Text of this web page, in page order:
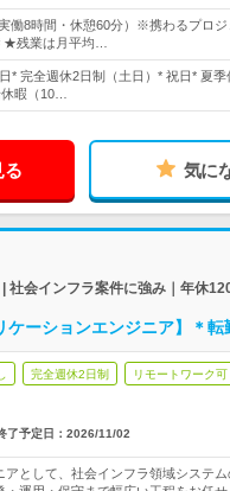
働8時間・休憩60分）※携わるプロジ
★残業は月平均…
* 完全週休2日制（土日）* 祝日* 夏季
暇（10…
る 気に
社会インフラ案件に強み｜年休
ケーションエンジニア】＊転
完全週休2日制 リモートワーク可
了予定日： 2026/11/02
アとして、社会インフラ領域システ